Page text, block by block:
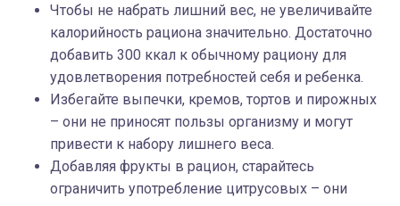
Чтобы не набрать лишний вес, не увеличивайте
калорийность рациона значительно. Достаточно
добавить 300 ккал к обычному рациону для
удовлетворения потребностей себя и ребенка.
Избегайте выпечки, кремов, тортов и пирожных
– они не приносят пользы организму и могут
привести к набору лишнего веса.
Добавляя фрукты в рацион, старайтесь
ограничить употребление цитрусовых – они